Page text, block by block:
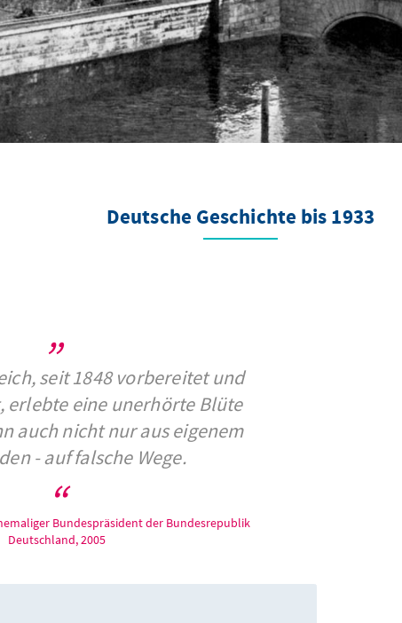
Deutsche Geschichte bis 1933
seit 1848 vorbereitet und
erlebte eine unerhörte Blüte
auch nicht nur aus eigenem
- auf falsche Wege.
Bundespräsident der Bundesrepublik
Deutschland, 2005